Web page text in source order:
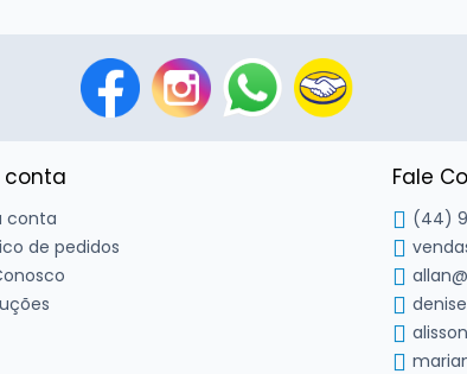
conta
conta
de pedidos
Fale
(44)